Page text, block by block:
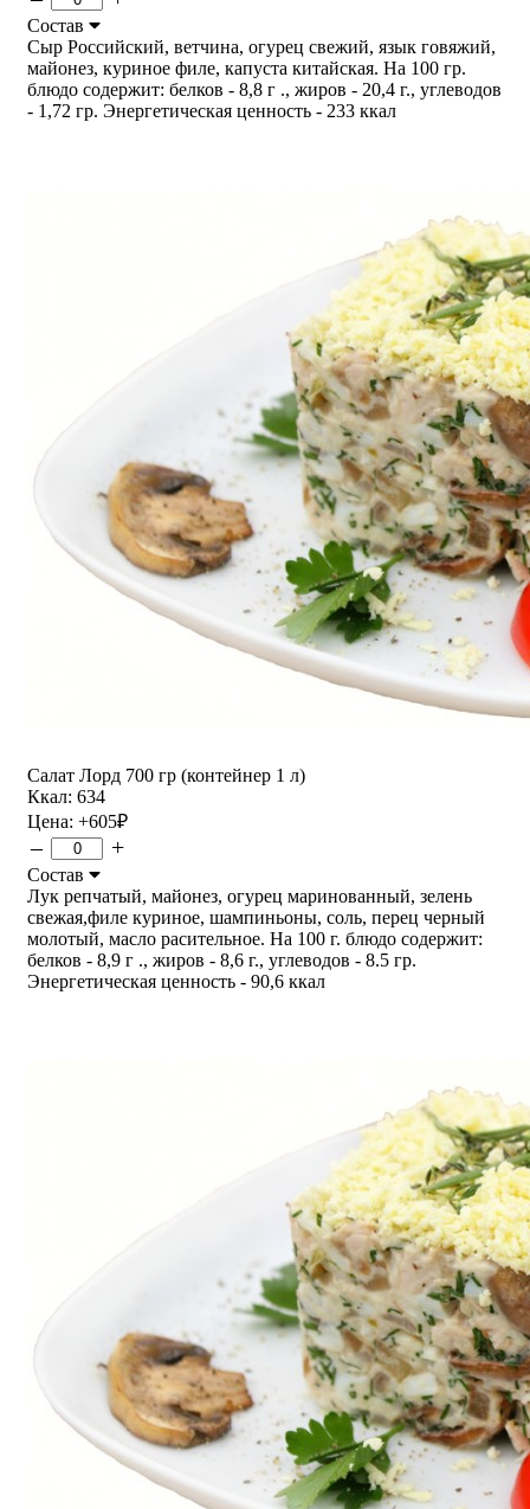
Состав
Сыр Российский, ветчина, огурец свежий, язык говяжий,
майонез, куриное филе, капуста китайская. На 100 гр.
блюдо содержит: белков - 8,8 г ., жиров - 20,4 г., углеводов
- 1,72 гр. Энергетическая ценность - 233 ккал
Салат Лорд 700 гр (контейнер 1 л)
Ккал: 634
Цена: +605₽
– +
Состав
Лук репчатый, майонез, огурец маринованный, зелень
свежая,филе куриное, шампиньоны, соль, перец черный
молотый, масло расительное. На 100 г. блюдо содержит:
белков - 8,9 г ., жиров - 8,6 г., углеводов - 8.5 гр.
Энергетическая ценность - 90,6 ккал